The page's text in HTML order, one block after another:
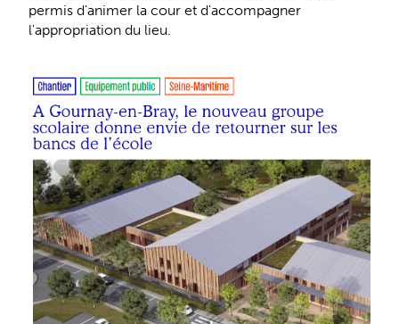
permis d'animer la cour et d'accompagner
l'appropriation du lieu.